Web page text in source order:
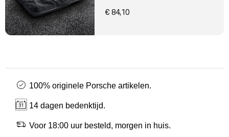
€ 84,10
100% originele Porsche artikelen.
14 dagen bedenktijd.
Voor 18:00 uur besteld, morgen in huis.